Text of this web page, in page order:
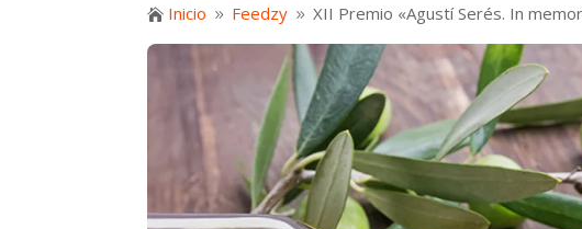
 Inicio 9 Feedzy 9 XII Premio «Agustí Serés. In